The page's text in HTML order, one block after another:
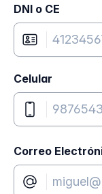
DNI o CE
Celular
Correo